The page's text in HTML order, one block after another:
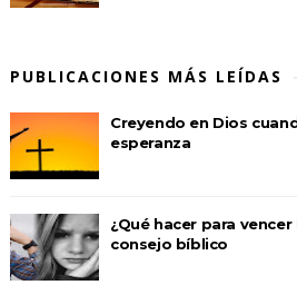
PUBLICACIONES MÁS LEÍDAS
Creyendo en Dios
esperanza
¿Qué hacer para
consejo bíblico